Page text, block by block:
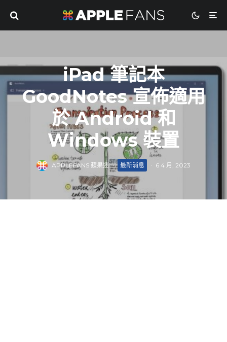
iPad 筆記本
GoodNotes 宣佈適用
於 Android 和
Windows 裝置
APPLEFANS 蘋果迷 · 最新消息 · 6 4 月, 2023